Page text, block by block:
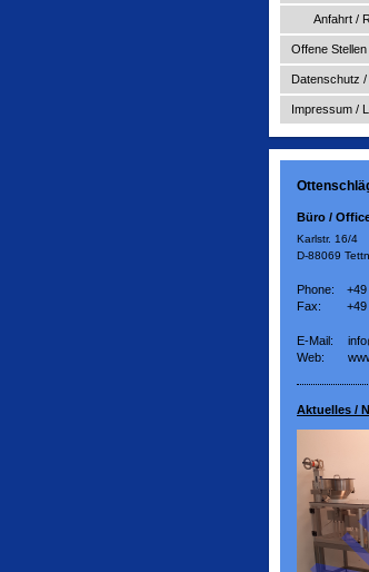
Anfahrt /
Offene Stellen
Datenschutz
Impressum /
Büro /
Karlstr. 16/4
D-88069
Phone:
Fax:
E-Mail:
Web:
Aktuelles /